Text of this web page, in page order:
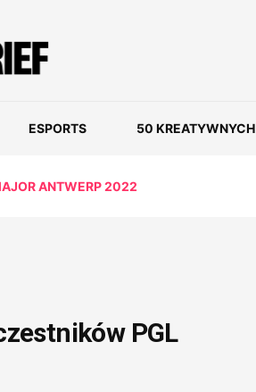
ESPORTS 50 KREATYWNYCH
ANTWERP 2022
PGL